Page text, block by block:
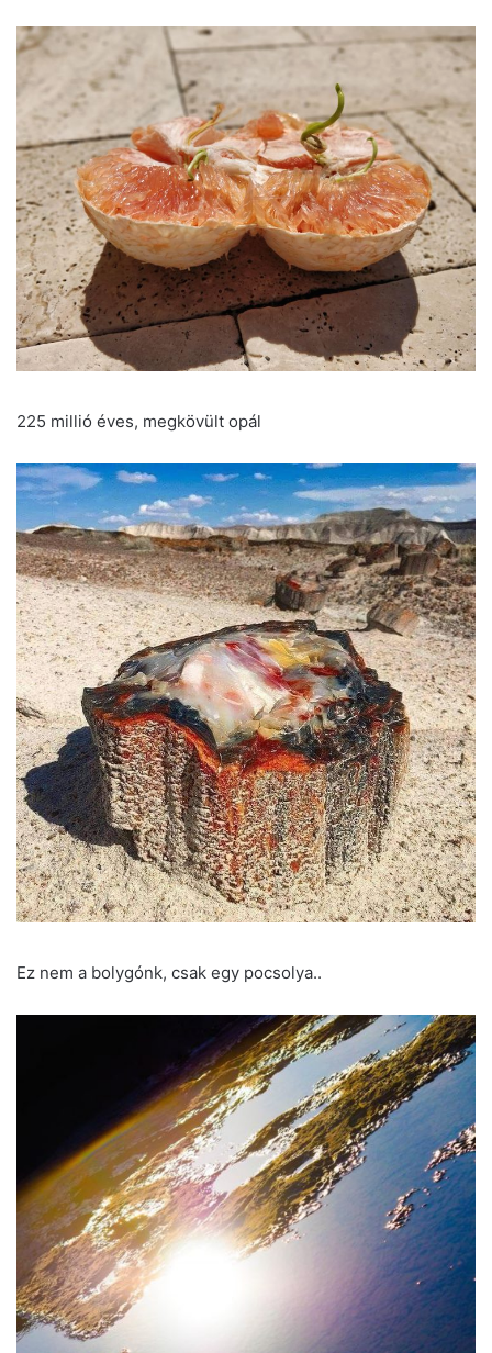
225 millió éves, megkövült opál
Ez nem a bolygónk, csak egy pocsolya..